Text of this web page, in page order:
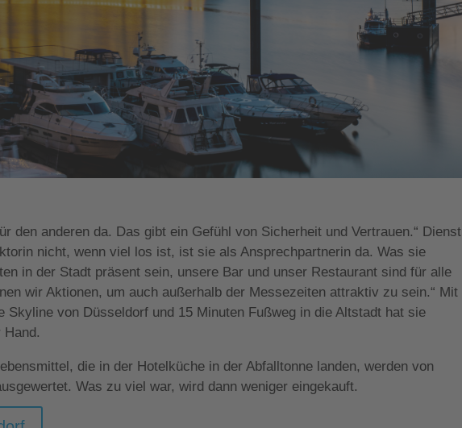
den anderen da. Das gibt ein Gefühl von Sicherheit und Vertrauen.“ Dienst
nicht, wenn viel los ist, ist sie als Ansprechpartnerin da. Was sie
in der Stadt präsent sein, unsere Bar und unser Restaurant sind für alle
wir Aktionen, um auch außerhalb der Messezeiten attraktiv zu sein.“ Mit
Skyline von Düsseldorf und 15 Minuten Fußweg in die Altstadt hat sie
Hand.
die in der Hotelküche in der Abfalltonne landen, werden von
Was zu viel war, wird dann weniger eingekauft.